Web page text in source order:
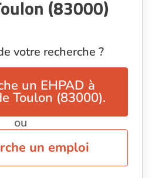
(83000)
votre recherche ?
un EHPAD à
Toulon (83000).
ou
un emploi